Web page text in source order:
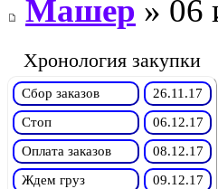
Машер » 06
Хронология закупки
Сбор заказов
26.11.17
Стоп
06.12.17
Оплата заказов
08.12.17
Ждем груз
09.12.17